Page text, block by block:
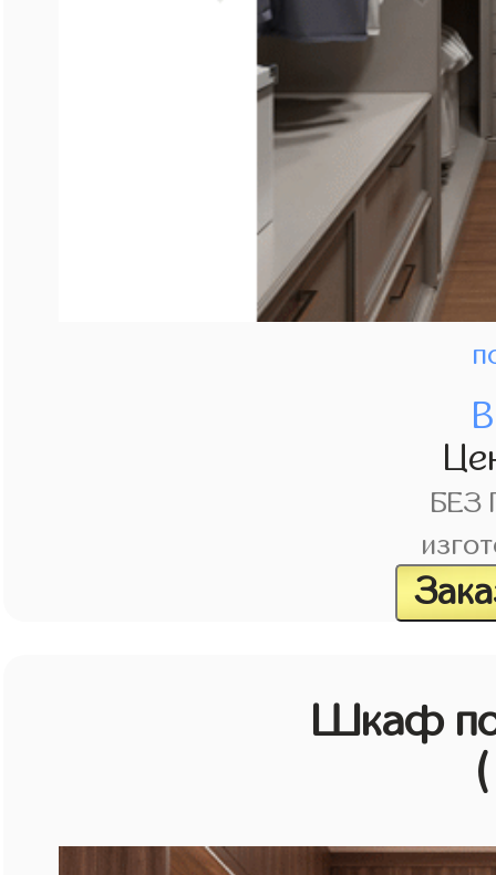
БЕЗ
Шкаф